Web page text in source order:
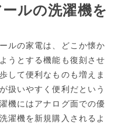
ルの洗濯機を
ルの家電は、どこか懐か
うとする機能も復刻させ
して便利なものも増えま
扱いやすく便利だという
機にはアナログ面での優
濯機を新規購入されるよ